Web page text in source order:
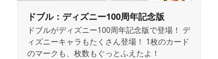
ドブル：ディズニー100周年記念版
ドブルがディズニー100周年記念版で登場！ デ
ィズニーキャラもたくさん登場！ 1枚のカード
のマークも、枚数もぐっとふえたよ！